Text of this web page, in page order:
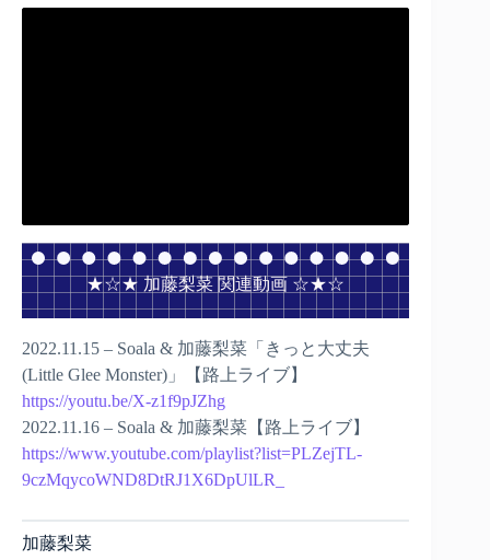
★☆★ 加藤梨菜 関連動画 ☆★☆
2022.11.15 – Soala & 加藤梨菜「きっと大丈夫
(Little Glee Monster)」【路上ライブ】
https://youtu.be/X-z1f9pJZhg
2022.11.16 – Soala & 加藤梨菜【路上ライブ】
https://www.youtube.com/playlist?list=PLZejTL-
9czMqycoWND8DtRJ1X6DpUlLR_
加藤梨菜